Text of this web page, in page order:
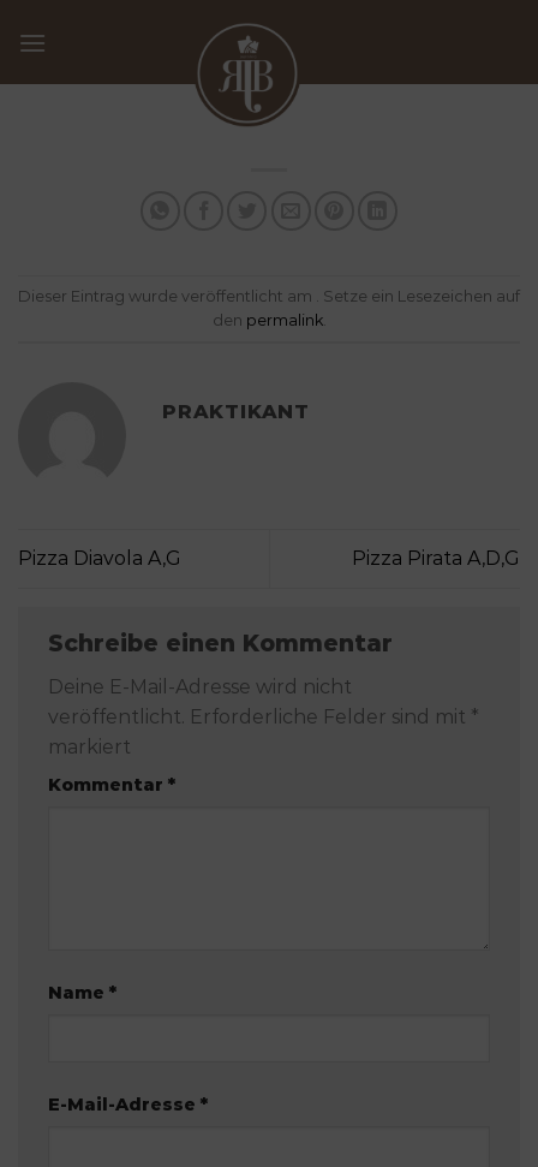
Inhalt
Dieser Eintrag wurde veröffentlicht am . Setze ein Lesezeichen auf
den permalink.
PRAKTIKANT
Pizza Diavola A,G Pizza Pirata A,D,G
Schreibe einen Kommentar
Deine E-Mail-Adresse wird nicht
veröffentlicht. Erforderliche Felder sind mit *
markiert
Kommentar *
Name *
E-Mail-Adresse *